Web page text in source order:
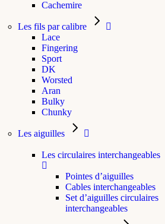
Cachemire
Les fils par calibre
Lace
Fingering
Sport
DK
Worsted
Aran
Bulky
Chunky
Les aiguilles
Les circulaires interchangeables
Pointes d’aiguilles
Cables interchangeables
Set d’aiguilles circulaires
interchangeables